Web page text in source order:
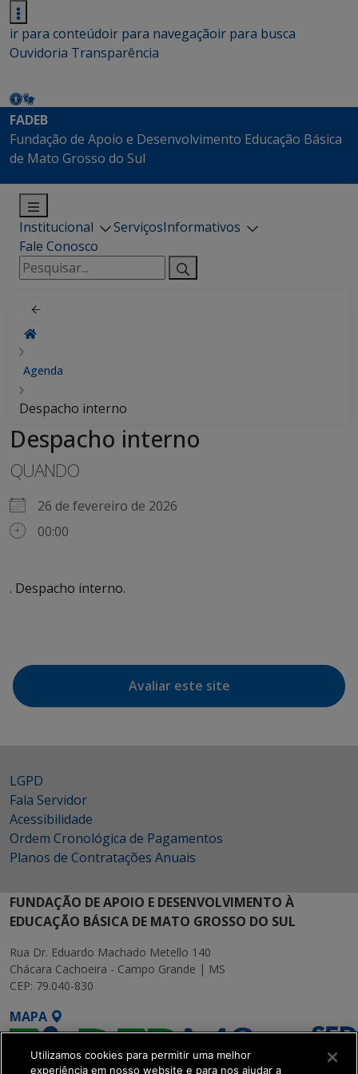
ir para conteúdoir para navegaçãoir para busca
Ouvidoria Transparência
FADEB
Fundação de Apoio e Desenvolvimento Educação Básica
de Mato Grosso do Sul
Institucional ServiçosInformativos
Fale Conosco
Pesquisar
por:
Agenda
Despacho interno
Despacho interno
QUANDO
26 de fevereiro de 2026
00:00
. Despacho interno.
Avaliar este site
LGPD
Fala Servidor
Acessibilidade
Ordem Cronológica de Pagamentos
Planos de Contratações Anuais
FUNDAÇÃO DE APOIO E DESENVOLVIMENTO À
EDUCAÇÃO BÁSICA DE MATO GROSSO DO SUL
Rua Dr. Eduardo Machado Metello 140
Chácara Cachoeira - Campo Grande | MS
CEP: 79.040-830
MAPA
Utilizamos cookies para permitir uma melhor
experiência em nosso website e para nos ajudar a